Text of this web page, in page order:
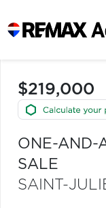
$219,000
ONE-AND-
SALE
SAINT-